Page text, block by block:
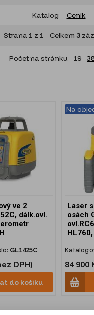
Katalog Ceník
Strana 1 z 1 Celkem 3
Počet na stránku 19
ve 2
dálk.ovl.
GL1425C
DPH)
do košíku
Na
Laser
osách
84 900